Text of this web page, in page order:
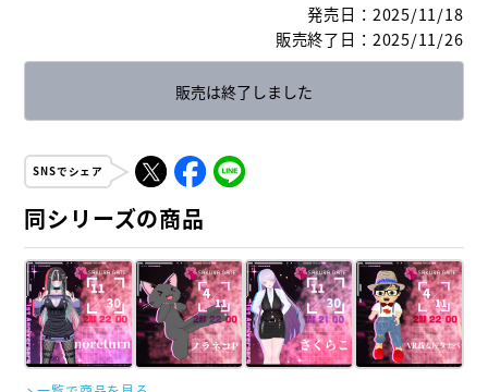
発売日 ： 2025/11/18
販売終了日 ： 2025/11/26
販売は終了しました
SNSでシェア
同シリーズの商品